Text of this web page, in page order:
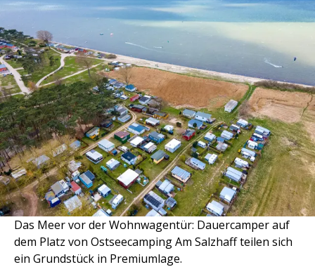
Das Meer vor der Wohnwagentür: Dauercamper auf
dem Platz von Ostseecamping Am Salzhaff teilen sich
ein Grundstück in Premiumlage.